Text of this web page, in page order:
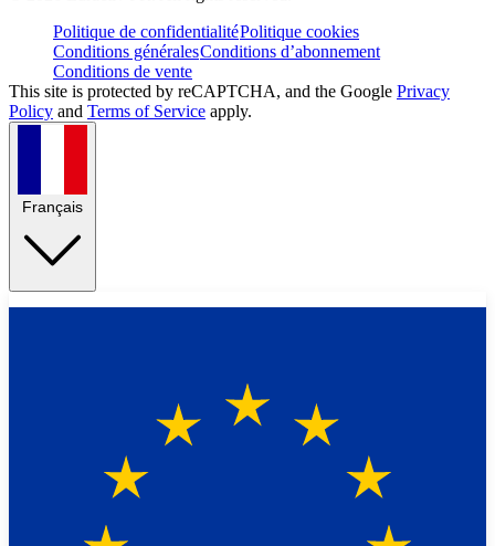
Politique de confidentialitéPolitique cookies
Conditions généralesConditions d’abonnement
Conditions de vente
This site is protected by reCAPTCHA, and the Google Privacy
Policy and Terms of Service apply.
Français